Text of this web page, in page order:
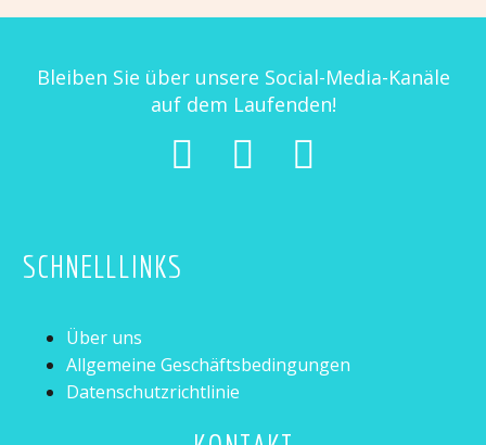
Bleiben Sie über unsere Social-Media-Kanäle
auf dem Laufenden!
SCHNELLLINKS
Über uns
Allgemeine Geschäftsbedingungen
Datenschutzrichtlinie